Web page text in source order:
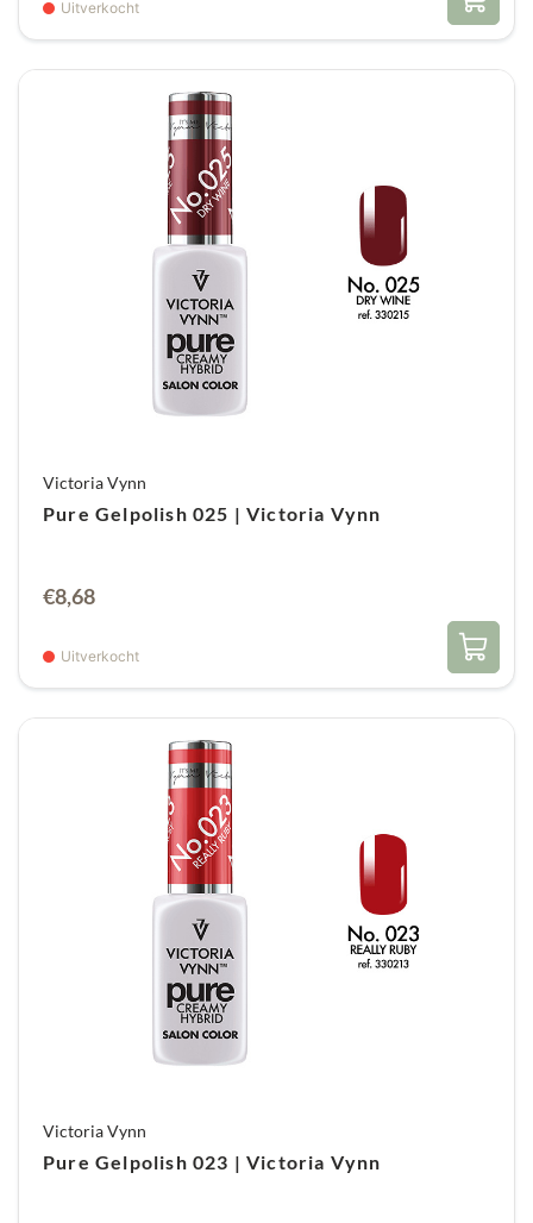
Uitverkocht
Victoria Vynn
Pure Gelpolish 025 | Victoria Vynn
€8,68
Uitverkocht
Victoria Vynn
Pure Gelpolish 023 | Victoria Vynn